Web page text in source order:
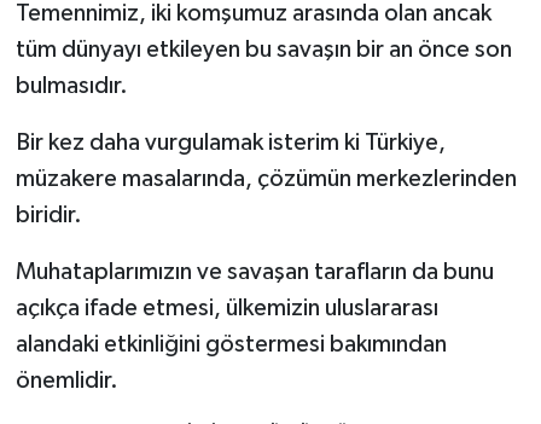
Temennimiz, iki komşumuz arasında olan ancak
tüm dünyayı etkileyen bu savaşın bir an önce son
bulmasıdır.
Bir kez daha vurgulamak isterim ki Türkiye,
müzakere masalarında, çözümün merkezlerinden
biridir.
Muhataplarımızın ve savaşan tarafların da bunu
açıkça ifade etmesi, ülkemizin uluslararası
alandaki etkinliğini göstermesi bakımından
önemlidir.